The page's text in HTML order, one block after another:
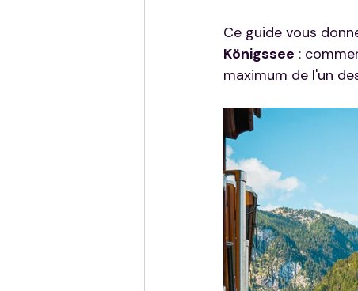
Ce guide vous
Königssee :
maximum de l'un